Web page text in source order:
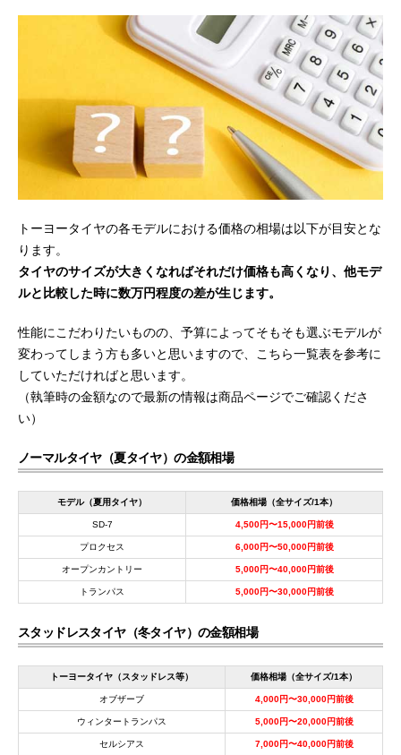
トーヨータイヤの各モデルにおける価格の相場は以下が目安とな
ります。
タイヤのサイズが大きくなればそれだけ価格も高くなり、他モデ
ルと比較した時に数万円程度の差が生じます。
性能にこだわりたいものの、予算によってそもそも選ぶモデルが
変わってしまう方も多いと思いますので、こちら一覧表を参考に
していただければと思います。
（執筆時の金額なので最新の情報は商品ページでご確認くださ
い）
ノーマルタイヤ（夏タイヤ）の金額相場
モデル（夏用タイヤ） 価格相場（全サイズ/1本）
SD-7 4,500円〜15,000円前後
プロクセス 6,000円〜50,000円前後
オープンカントリー 5,000円〜40,000円前後
トランパス 5,000円〜30,000円前後
スタッドレスタイヤ（冬タイヤ）の金額相場
トーヨータイヤ（スタッドレス等） 価格相場（全サイズ/1本）
オブザーブ 4,000円〜30,000円前後
ウィンタートランパス 5,000円〜20,000円前後
セルシアス 7,000円〜40,000円前後